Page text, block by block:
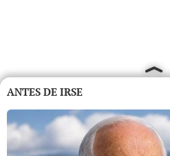
ANTES DE IRSE